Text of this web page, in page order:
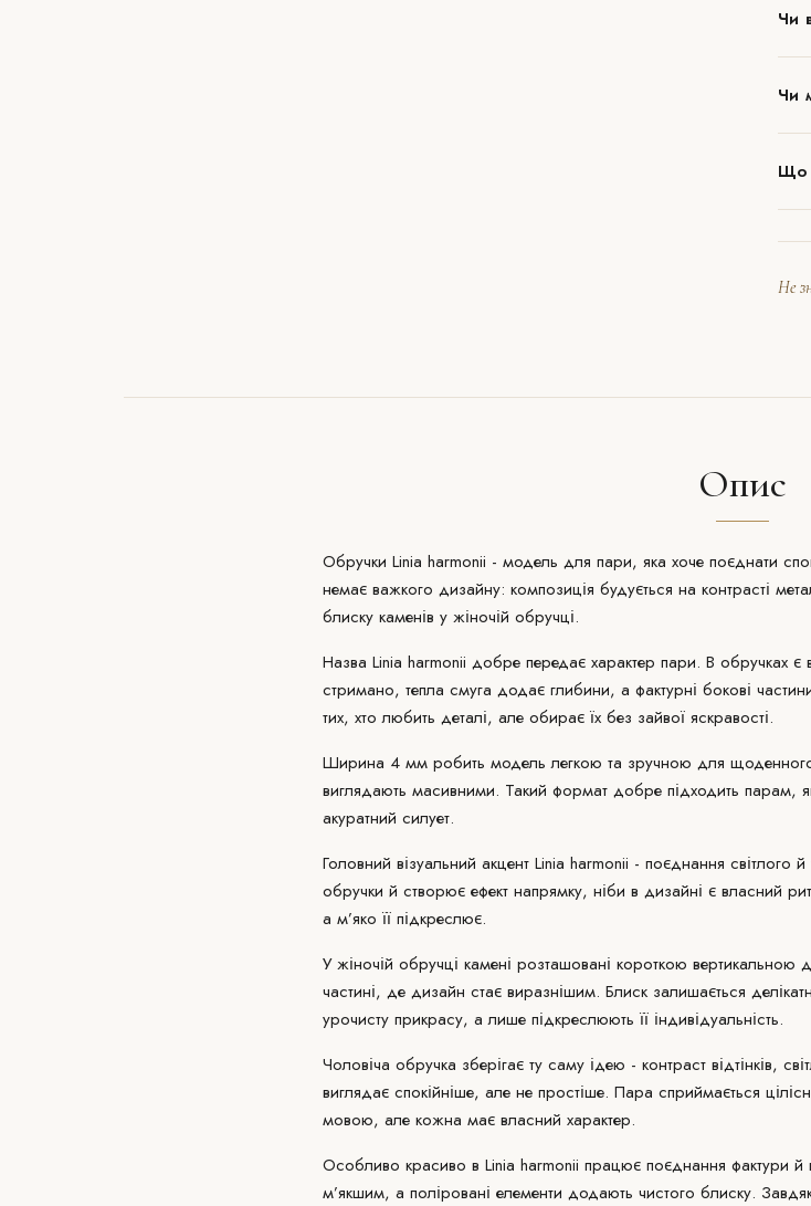
Чи
Чи
Що
Не
Опис
Обручки Linia harmonii - модель для пари, яка хоче поєднати
немає важкого дизайну: композиція будується на контрасті
блиску каменів у жіночій обручці.
Назва Linia harmonii добре передає характер пари. В обручках є
стримано, тепла смуга додає глибини, а фактурні бокові
тих, хто любить деталі, але обирає їх без зайвої яскравості.
Ширина 4 мм робить модель легкою та зручною для щоденного
виглядають масивними. Такий формат добре підходить парам,
акуратний силует.
Головний візуальний акцент Linia harmonii - поєднання світлого
обручки й створює ефект напрямку, ніби в дизайні є власний
а м’яко її підкреслює.
У жіночій обручці камені розташовані короткою
частині, де дизайн стає виразнішим. Блиск залишається
урочисту прикрасу, а лише підкреслюють її індивідуальність.
Чоловіча обручка зберігає ту саму ідею - контраст відтінків,
виглядає спокійніше, але не простіше. Пара сприймається
мовою, але кожна має власний характер.
Особливо красиво в Linia harmonii працює поєднання фактури й
м’якшим, а поліровані елементи додають чистого блиску.